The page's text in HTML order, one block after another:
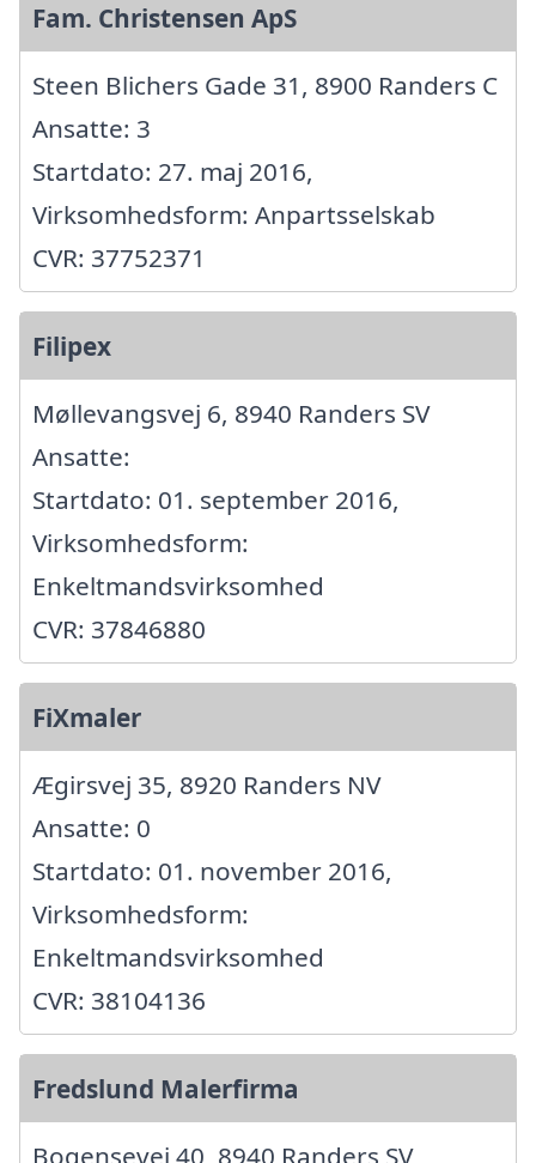
Fam. Christensen ApS
Steen Blichers Gade 31, 8900 Randers C
Ansatte: 3
Startdato: 27. maj 2016,
Virksomhedsform: Anpartsselskab
CVR: 37752371
Filipex
Møllevangsvej 6, 8940 Randers SV
Ansatte:
Startdato: 01. september 2016,
Virksomhedsform:
Enkeltmandsvirksomhed
CVR: 37846880
FiXmaler
Ægirsvej 35, 8920 Randers NV
Ansatte: 0
Startdato: 01. november 2016,
Virksomhedsform:
Enkeltmandsvirksomhed
CVR: 38104136
Fredslund Malerfirma
Bogensevej 40, 8940 Randers SV